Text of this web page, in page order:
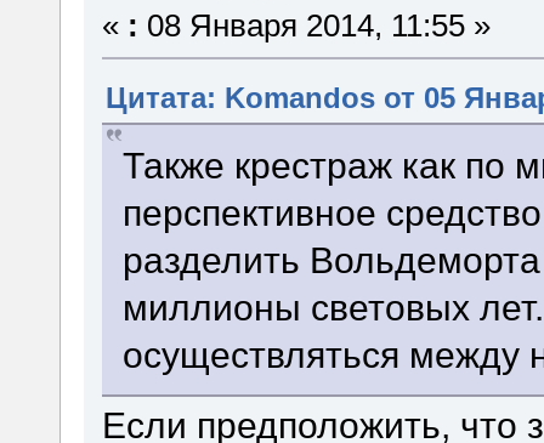
« : 08 Января 2014, 11:55 »
Цитата: Komandos от 05
Также крестраж как по
перспективное
разделить
миллионы световых
осуществляться между
Если предположить, что